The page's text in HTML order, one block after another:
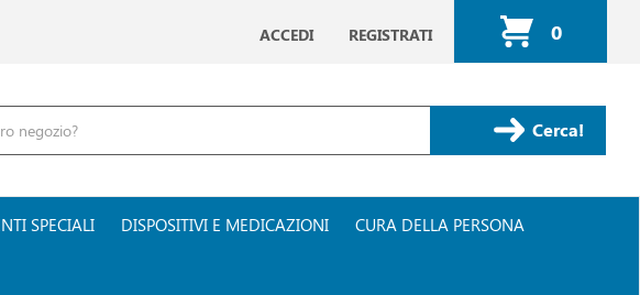
ACCEDI REGISTRATI 0
ARTICOLI
INSERITI
Cerca Prodotto
SPECIALI DISPOSITIVI E MEDICAZIONI CURA DELLA PERSONA